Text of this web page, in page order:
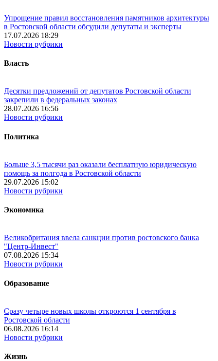
Упрощение правил восстановления памятников архитектуры
в Ростовской области обсудили депутаты и эксперты
17.07.2026 18:29
Новости рубрики
Власть
Десятки предложений от депутатов Ростовской области
закрепили в федеральных законах
28.07.2026 16:56
Новости рубрики
Политика
Больше 3,5 тысячи раз оказали бесплатную юридическую
помощь за полгода в Ростовской области
29.07.2026 15:02
Новости рубрики
Экономика
Великобритания ввела санкции против ростовского банка
"Центр-Инвест"
07.08.2026 15:34
Новости рубрики
Образование
Сразу четыре новых школы откроются 1 сентября в
Ростовской области
06.08.2026 16:14
Новости рубрики
Жизнь